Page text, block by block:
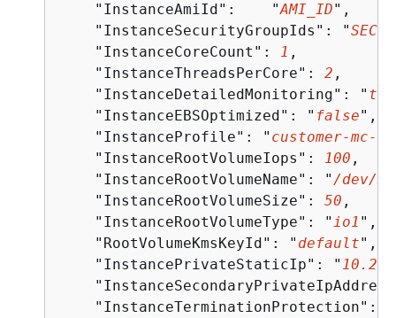
    "InstanceAmiId":    "
AMI_ID",
    "InstanceSecurityGroupIds": "
    "InstanceCoreCount":
1 ,
    "InstanceThreadsPerCore":
2 ,
    "InstanceDetailedMonitoring": "
    "InstanceEBSOptimized": "
false",
    "InstanceProfile": "
customer-mc-
    "InstanceRootVolumeIops":
100 ,
    "InstanceRootVolumeName": "
/dev/
    "InstanceRootVolumeSize":
50 ,
    "InstanceRootVolumeType": "
io1 ",
    "RootVolumeKmsKeyId": "
default",
    "InstancePrivateStaticIp": "
    "InstanceTerminationProtection": "